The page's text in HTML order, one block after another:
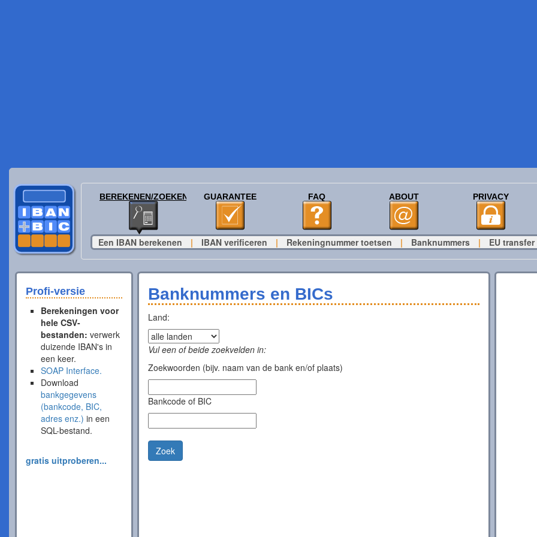
BEREKENEN/ZOEKEN GUARANTEE FAQ ABOUT PRIVACY
Een IBAN berekenen | IBAN verificeren | Rekeningnummer toetsen | Banknummers | EU transfer
Profi-versie
Berekeningen voor
hele CSV-
bestanden: verwerk
duizende IBAN's in
een keer.
SOAP Interface.
Download
bankgegevens
(bankcode, BIC,
adres enz.) in een
SQL-bestand.
gratis uitproberen...
Banknummers en BICs
Land:
Vul een of beide zoekvelden in:
Zoekwoorden (bijv. naam van de bank en/of plaats)
Bankcode of BIC
Zoek